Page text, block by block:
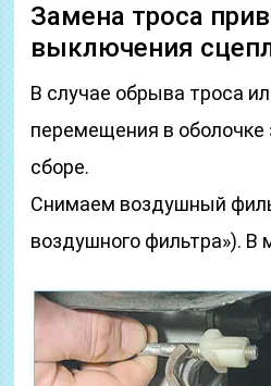
Замена троса
выключения
В случае обрыва троса
перемещения в оболочке
сборе.
Снимаем воздушный
воздушного фильтра»). В